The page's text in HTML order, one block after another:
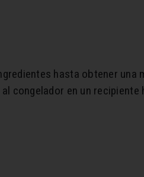
hasta obtener una
congelador en un